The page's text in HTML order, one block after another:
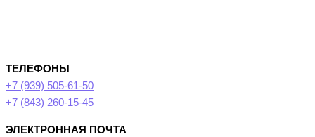
ТЕЛЕФОНЫ
+7 (939) 505-61-50
+7 (843) 260-15-45
ЭЛЕКТРОННАЯ ПОЧТА